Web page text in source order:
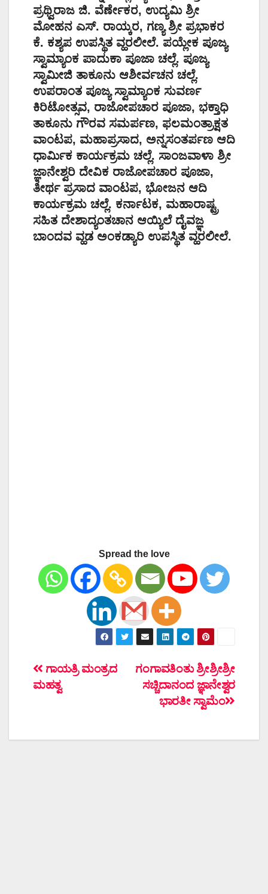
ಪ್ರಥ್ವಿರಾಜ ಜಿ. ವೆರ್ಣೇಕರ, ಉದ್ಯಮಿ ಶ್ರೀ
ಮೋಹನ ಎಸ್. ರಾಯ್ಕರ, ಗಣ್ಯ ಶ್ರೀ ಪ್ರಭಾಕರ
ಕೆ. ಕಶ್ಯಪ ಉಪಸ್ಥಿತ ವ್ಹರಲೀಲೆ. ಪಯ್ಲೇಕ ಪೂಜ್ಯ
ಸ್ವಾಮ್ಯಾಂಕ ಪಾದುಕಾ ಪೂಜಾ ಚಲ್ಲೆ. ಪೂಜ್ಯ
ಸ್ವಾಮೀಜಿ ತಾಕೂನು ಆಶೀರ್ವಚನ ಚಲ್ಲೆ.
ಉಪರಾಂತ ಪೂಜ್ಯ ಸ್ವಾಮ್ಯಾಂಕ ಸುವರ್ಣ
ಕಿರಿಟೋತ್ಸವ, ರಾಜೋಪಚಾರ ಪೂಜಾ, ಭಕ್ತಾಧಿ
ತಾಕೂನು ಗೌರವ ಸಮರ್ಪಣ, ಫಲಮಂತ್ರಾಕ್ಷತ
ವಾಂಟಪ, ಮಹಾಪ್ರಸಾದ, ಅನ್ನಸಂತರ್ಪಣ ಆದಿ
ಧಾರ್ಮಿಕ ಕಾರ್ಯಕ್ರಮ ಚಲ್ಲೆ. ಸಾಂಜವಾಳಾ ಶ್ರೀ
ಜ್ಞಾನೇಶ್ವರಿ ದೇವಿಕ ರಾಜೋಪಚಾರ ಪೂಜಾ,
ತೀರ್ಥ ಪ್ರಸಾದ ವಾಂಟಪ, ಭೋಜನ ಆದಿ
ಕಾರ್ಯಕ್ರಮ ಚಲ್ಲೆ. ಕರ್ನಾಟಕ, ಮಹಾರಾಷ್ಟ್ರ
ಸಹಿತ ದೇಶಾದ್ಯಂತಚಾನ ಆಯ್ಯಿಲೆ ದೈವಜ್ಞ
ಬಾಂದವ ವ್ಹಡ ಅಂಕಡ್ಯಾರಿ ಉಪಸ್ಥಿತ ವ್ಹರಲೀಲೆ.
Spread the love
ಲೇಖನದ
ನ್ಯಾವಿಗೇಶನ್
ಗಂಗಾವತಿಂತು ಶ್ರೀಶ್ರೀಶ್ರೀ
ಸಚ್ಚಿದಾನಂದ ಜ್ಞಾನೇಶ್ವರ
ಭಾರತೀ ಸ್ವಾಮೆಂ
ಗಾಯತ್ರಿ ಮಂತ್ರದ
ಮಹತ್ವ